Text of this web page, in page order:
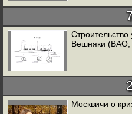
Вешняки (ВАО,
Москвичи о